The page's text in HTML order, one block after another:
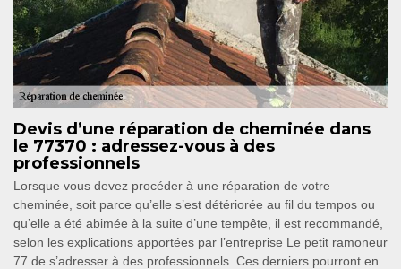
Devis d’une réparation de cheminée dans
le 77370 : adressez-vous à des
professionnels
Lorsque vous devez procéder à une réparation de votre
cheminée, soit parce qu’elle s’est détériorée au fil du tempos ou
qu’elle a été abimée à la suite d’une tempête, il est recommandé,
selon les explications apportées par l’entreprise Le petit ramoneur
77 de s’adresser à des professionnels. Ces derniers pourront en